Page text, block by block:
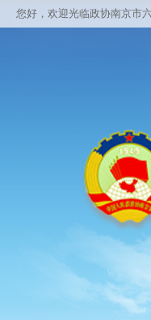
您好，欢迎光临政协南京市